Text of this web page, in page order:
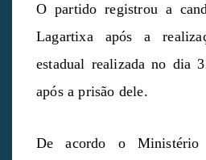
O partido registrou a
Lagartixa após a
estadual realizada no dia
após a prisão dele.
De acordo o Ministério